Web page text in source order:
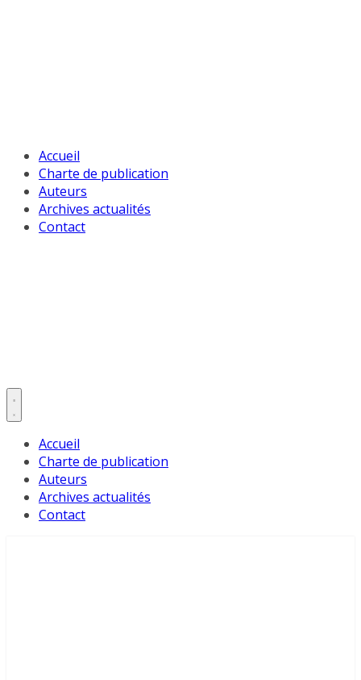
Accueil
Charte de publication
Auteurs
Archives actualités
Contact
Accueil
Charte de publication
Auteurs
Archives actualités
Contact